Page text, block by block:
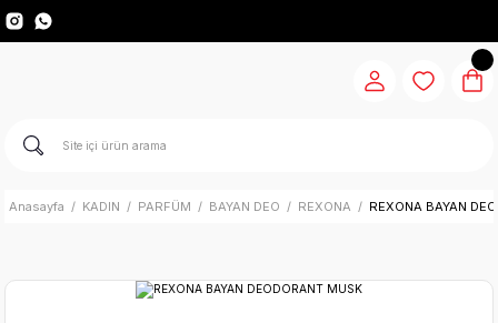
Anasayfa KADIN PARFÜM BAYAN DEO REXONA REXONA BAYAN